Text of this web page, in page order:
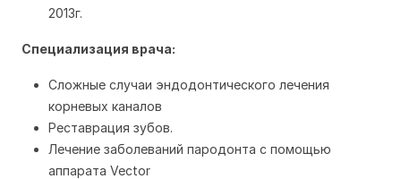
2013г.
Специализация врача:
Сложные случаи эндодонтического лечения
корневых каналов
Реставрация зубов.
Лечение заболеваний пародонта с помощью
аппарата Vector